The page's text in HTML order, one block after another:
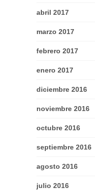
abril 2017
marzo 2017
febrero 2017
enero 2017
diciembre 2016
noviembre 2016
octubre 2016
septiembre 2016
agosto 2016
julio 2016